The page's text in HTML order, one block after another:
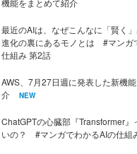
機能をまとめて紹介
最近のAIは、なぜこんなに「賢く
進化の裏にあるモノとは #マンガ
仕組み 第2話
AWS、7月27日週に発表した新機
介
NEW
ChatGPTの心臓部『Transformer』
いの？ #マンガでわかるAIの仕組